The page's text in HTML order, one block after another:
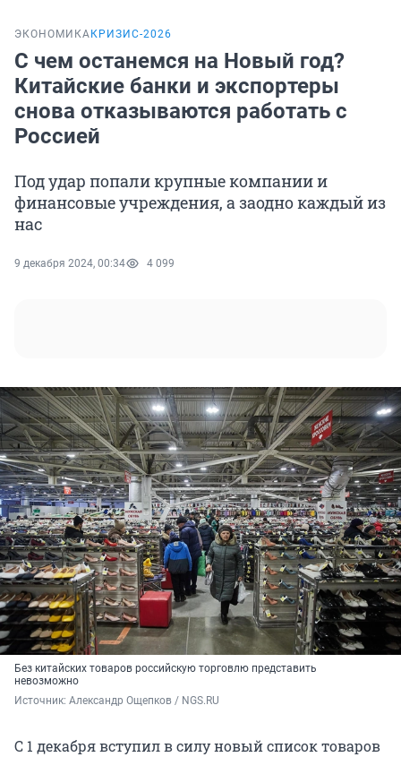
ЭКОНОМИКА КРИЗИС-2026
С чем останемся на Новый год?
Китайские банки и экспортеры
снова отказываются работать с
Россией
Под удар попали крупные компании и
финансовые учреждения, а заодно каждый из
нас
9 декабря 2024, 00:34 4 099
Без китайских товаров российскую торговлю представить
невозможно
Источник: Александр Ощепков / NGS.RU
С 1 декабря вступил в силу новый список товаров